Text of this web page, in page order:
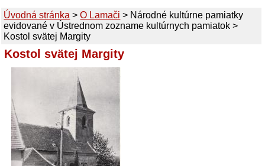
Úvodná stránka >O Lamači > Národné kultúrne pamiatky
evidované v Ústrednom zozname kultúrnych pamiatok >
Kostol svätej Margity
Kostol svätej Margity